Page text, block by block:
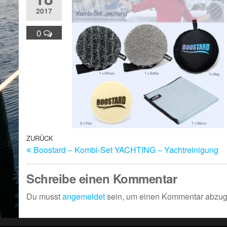
2017
0
Beitragsnavigation
Vorheriger
Beitrag
ZURÜCK
Boostard – Kombi-Set YACHTING – Yachtreinigung
Schreibe einen Kommentar
Du musstangemeldetsein, um einen Kommentar